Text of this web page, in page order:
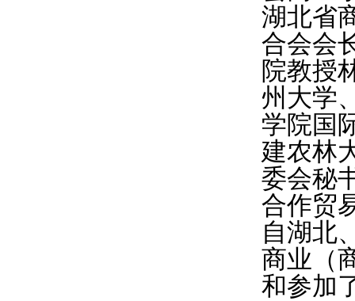
湖北省
合会会
院教授
州大学
学院国
建农林
委会秘
合作贸
自湖北
商业（
和参加